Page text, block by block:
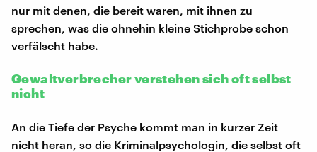
nur mit denen, die bereit waren, mit ihnen zu
sprechen, was die ohnehin kleine Stichprobe schon
verfälscht habe.
Gewaltverbrecher verstehen sich oft selbst
nicht
An die Tiefe der Psyche kommt man in kurzer Zeit
nicht heran, so die Kriminalpsychologin, die selbst oft